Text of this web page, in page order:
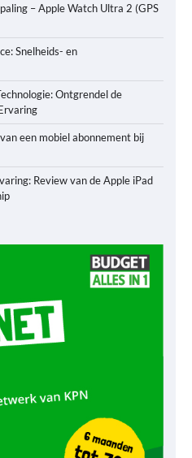
– Apple Watch Ultra 2 (GPS
Snelheids- en
Ontgrendel de
een mobiel abonnement bij
Review van de Apple iPad